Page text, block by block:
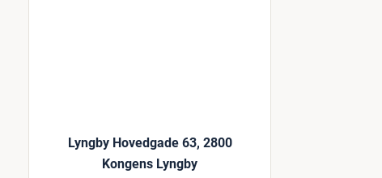
Lyngby Hovedgade 63, 2800
Kongens Lyngby